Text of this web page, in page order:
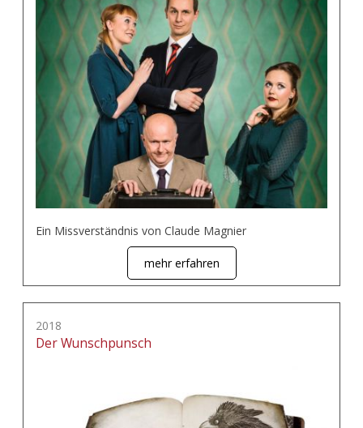
Ein Missverständnis von Claude Magnier
mehr erfahren
2018
Der Wunschpunsch